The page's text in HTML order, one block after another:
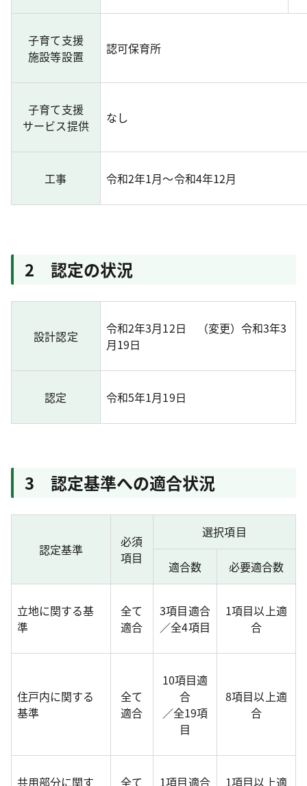
子育て支援
施設等設置
認可保育所
子育て支援
サービス提供
なし
工事 令和2年1月～令和4年12月
2 認定の状況
設計認定
令和2年3月12日 （変更）令和3年3
月19日
認定 令和5年1月19日
3 認定基準への適合状況
認定基準
必須
項目
選択項目
適合数 必要適合数
立地に関する基
準
全て
適合
3項目適合
／全4項目
1項目以上適
合
住戸内に関する
基準
全て
適合
10項目適
合
／全19項
目
8項目以上適
合
共用部分に関す 全て 1項目適合 1項目以上適